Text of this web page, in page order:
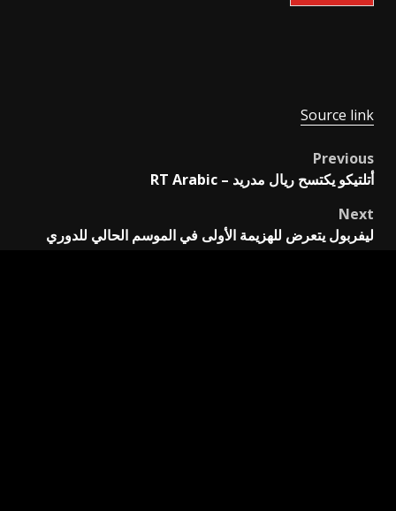
Source link
Post
navigation
Previous
أتلتيكو يكتسح ريال مدريد – RT Arabic
Next
ليفربول يتعرض للهزيمة الأولى في الموسم الحالي للدوري